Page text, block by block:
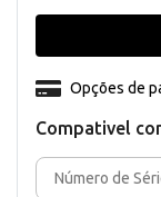
Compativel
Opções de